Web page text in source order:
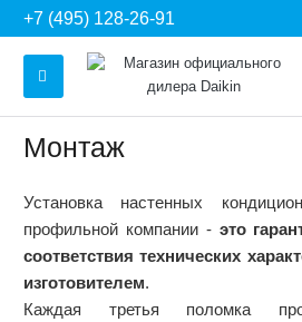
+7 (495) 128-26-91
Монтаж
Установка настенных
профильной компании - это
соответствия технических
изготовителем.
Каждая третья поломка